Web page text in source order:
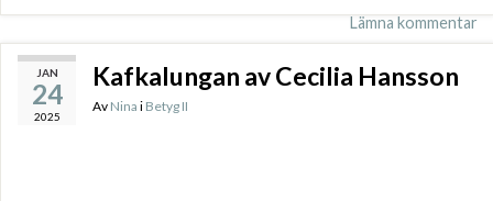
Lämna kommentar
JAN
24
2025
Kafkalungan av Cecilia Hansson
Av Nina i Betyg II